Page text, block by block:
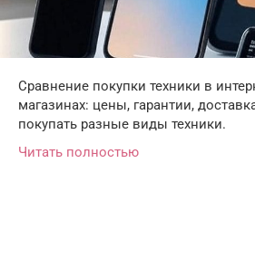
Сравнение покупки техники в
магазинах: цены, гарантии,
покупать разные виды техники.
Читать полностью